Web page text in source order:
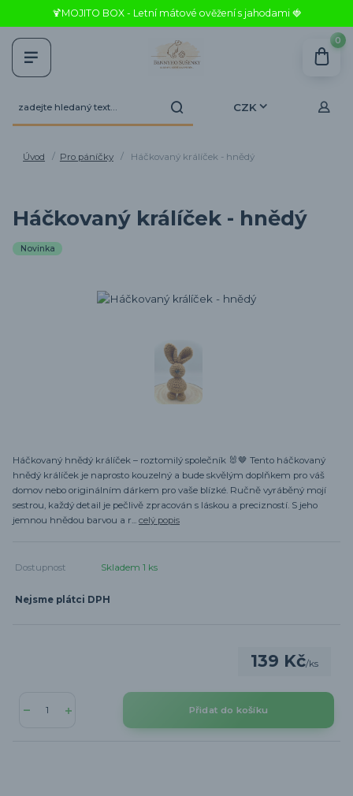
🍹MOJITO BOX - Letní mátové ověžení s jahodami 🍓
CZK
0
Úvod Pro páníčky Háčkovaný králíček - hnědý
Háčkovaný králíček - hnědý
Novinka
Háčkovaný hnědý králíček – roztomilý společník 🐰🤎 Tento háčkovaný
hnědý králíček je naprosto kouzelný a bude skvělým doplňkem pro váš
domov nebo originálním dárkem pro vaše blízké. Ručně vyráběný mojí
sestrou, každý detail je pečlivě zpracován s láskou a precizností. S jeho
jemnou hnědou barvou a r... celý popis
Dostupnost Skladem 1 ks
Nejsme plátci DPH
139 Kč/ks
Přidat do košíku